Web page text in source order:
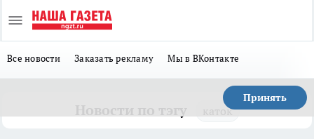
Все новости Заказать рекламу Мы в ВКонтакте
Принять
каток